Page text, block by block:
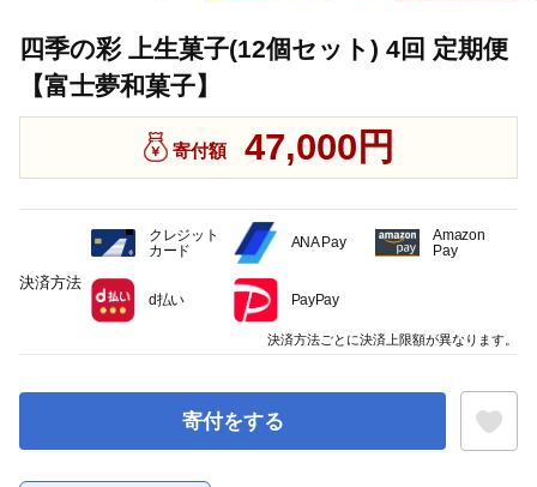
四季の彩 上生菓子(12個セット) 4回 定期便
【富士夢和菓子】
寄付額 47,000円
寄付をする
決済方法
クレジット
カード
ANA Pay
Amazon
Pay
d払い PayPay
決済方法ごとに決済上限額が異なります。